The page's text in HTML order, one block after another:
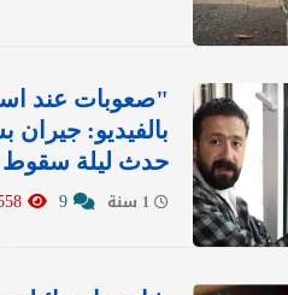
"صعوبات عند
بالفيديو:
حدث ليلة سقوط